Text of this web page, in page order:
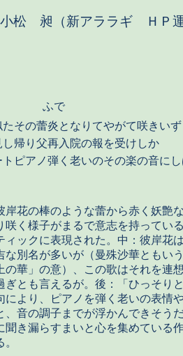
小松 昶（新アララギ ＨＰ
ふで
その蕾炎となりてやがて咲きいず
帰り父再入院の報を受けしか
ピアノ弾く老いのその楽の音に
岸花の棒のような蕾から赤く妖艶
咲く様子がまるで意志を持ってい
ィックに表現された。中：彼岸花
な別名が多いが（曼殊沙華ともい
の華」の意）、この歌はそれを連
ぎとも言えるが。後：「ひっそり
により、ピアノを弾く老いの表情
、音の調子までが浮かんできそう
聞き漏らすまいと心を集めている